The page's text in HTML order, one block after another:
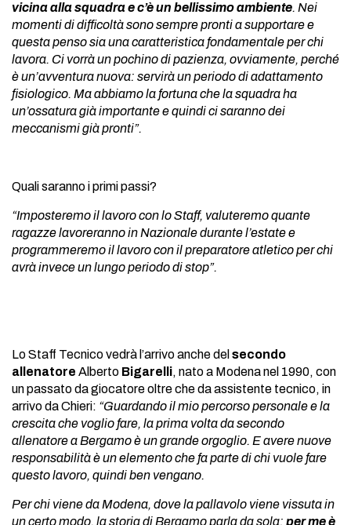
vicina alla squadra e c’è un bellissimo ambiente. Nei
momenti di difficoltà sono sempre pronti a supportare e
questa penso sia una caratteristica fondamentale per chi
lavora. Ci vorrà un pochino di pazienza, ovviamente, perché
è un’avventura nuova: servirà un periodo di adattamento
fisiologico. Ma abbiamo la fortuna che la squadra ha
un’ossatura già importante e quindi ci saranno dei
meccanismi già pronti”.
Quali saranno i primi passi?
“Imposteremo il lavoro con lo Staff, valuteremo quante
ragazze lavoreranno in Nazionale durante l’estate e
programmeremo il lavoro con il preparatore atletico per chi
avrà invece un lungo periodo di stop”.
Lo Staff Tecnico vedrà l’arrivo anche del secondo
allenatore Alberto Bigarelli, nato a Modena nel 1990, con
un passato da giocatore oltre che da assistente tecnico, in
arrivo da Chieri: “Guardando il mio percorso personale e la
crescita che voglio fare, la prima volta da secondo
allenatore a Bergamo è un grande orgoglio. E avere nuove
responsabilità è un elemento che fa parte di chi vuole fare
questo lavoro, quindi ben vengano.
Per chi viene da Modena, dove la pallavolo viene vissuta in
un certo modo, la storia di Bergamo parla da sola: per me è